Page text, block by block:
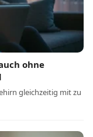
ohne
gleichzeitig mit zu